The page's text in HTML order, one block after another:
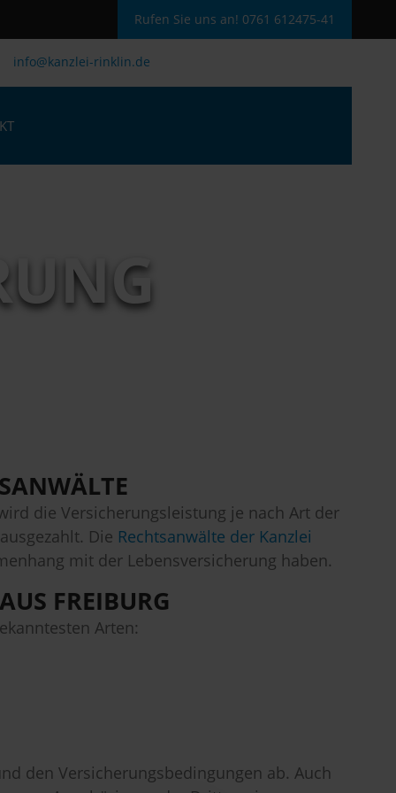
Rufen Sie uns an! 0761 612475-41
info@kanzlei-rinklin.de
die Versicherungsleistung je nach Art der
Die Rechtsanwälte der Kanzlei
mit der Lebensversicherung haben.
FREIBURG
Arten:
den Versicherungsbedingungen ab. Auch